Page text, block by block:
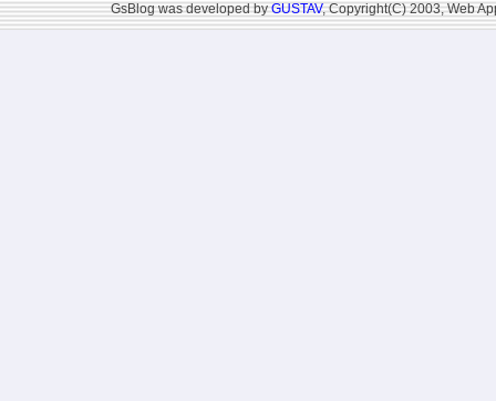
GsBlog was developed byGUSTAV, Copyright(C) 2003, Web